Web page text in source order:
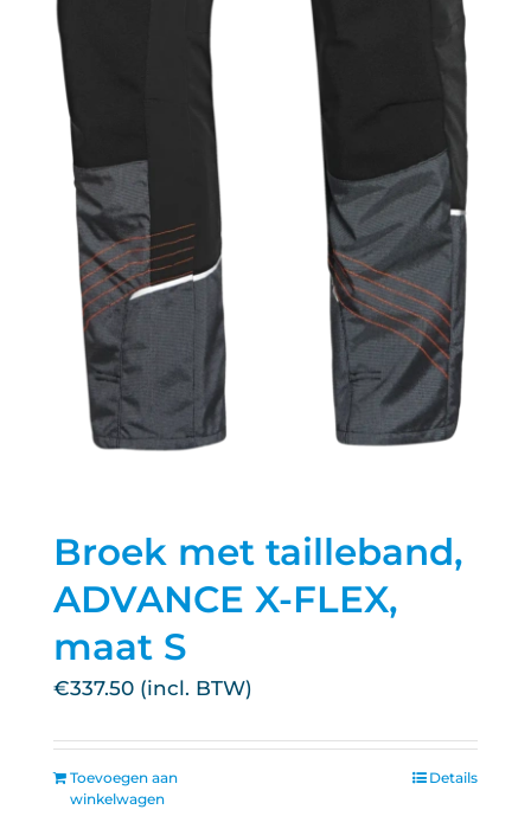
Broek met tailleband,
ADVANCE X-FLEX,
maat S
€337.50
Toevoegen aan
winkelwagen
Details